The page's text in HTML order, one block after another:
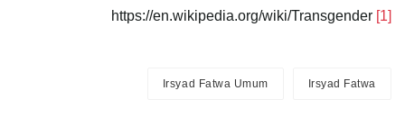
[1]
Irsyad Fatwa
Irsyad Fatwa Umum